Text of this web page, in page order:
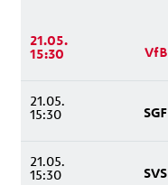
21.05.
15:30 VfB
21.05.
15:30 SGF
21.05.
15:30 SVS